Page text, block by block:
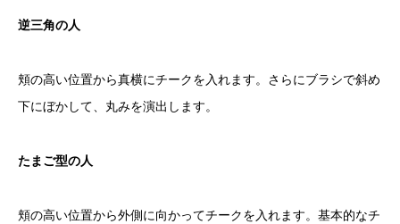
逆三角の人
頬の高い位置から真横にチークを入れます。さらにブラシで斜め
下にぼかして、丸みを演出します。
たまご型の人
頬の高い位置から外側に向かってチークを入れます。基本的なチ